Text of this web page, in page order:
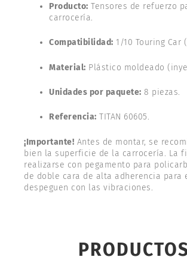
Producto: Tensores de refuerzo
carrocería.
Compatibilidad: 1/10 Touring Car
Material: Plástico moldeado
Unidades por paquete: 8 piezas.
Referencia: TITAN 60605.
¡Importante! Antes de montar, se
bien la superficie de la carrocería. La
realizarse con pegamento para
de doble cara de alta adherencia para
despeguen con las vibraciones.